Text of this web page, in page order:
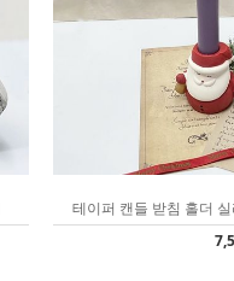
테이퍼 캔들 받침 홀더